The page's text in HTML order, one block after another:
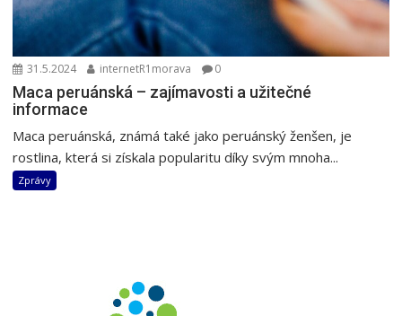
31.5.2024 internetR1morava 0
Maca peruánská – zajímavosti a užitečné
informace
Maca peruánská, známá také jako peruánský ženšen, je
rostlina, která si získala popularitu díky svým mnoha...
Zprávy